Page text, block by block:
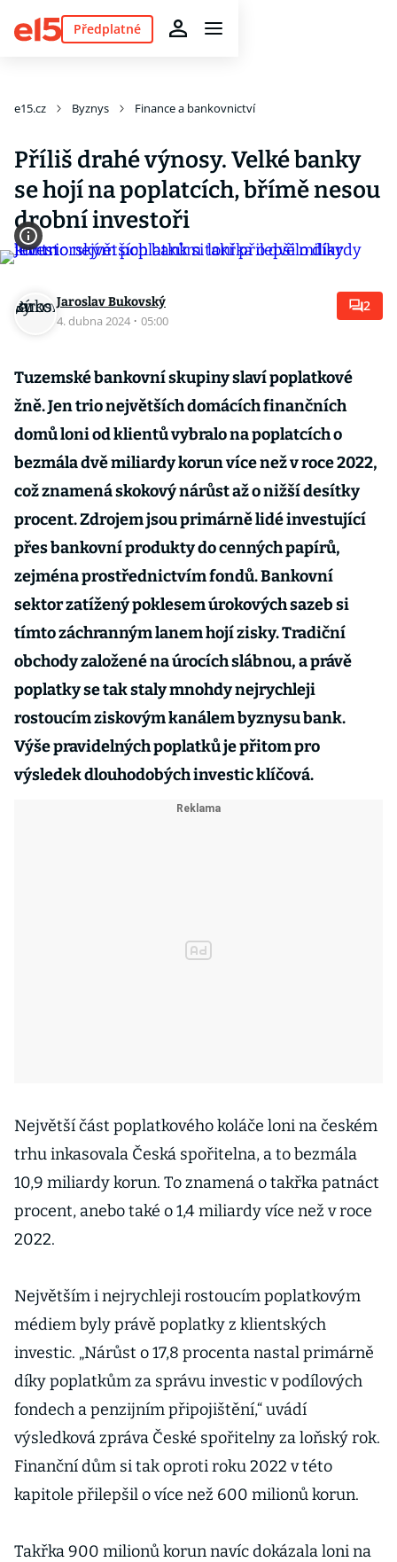
Předplatné
e15.cz Byznys Finance a bankovnictví
Příliš drahé výnosy. Velké banky
se hojí na poplatcích, břímě nesou
drobní investoři
Jaroslav Bukovský
4. dubna 2024 · 05:00
2
Tuzemské bankovní skupiny slaví poplatkové
žně. Jen trio největších domácích finančních
domů loni od klientů vybralo na poplatcích o
bezmála dvě miliardy korun více než v roce 2022,
což znamená skokový nárůst až o nižší desítky
procent. Zdrojem jsou primárně lidé investující
přes bankovní produkty do cenných papírů,
zejména prostřednictvím fondů. Bankovní
sektor zatížený poklesem úrokových sazeb si
tímto záchranným lanem hojí zisky. Tradiční
obchody založené na úrocích slábnou, a právě
poplatky se tak staly mnohdy nejrychleji
rostoucím ziskovým kanálem byznysu bank.
Výše pravidelných poplatků je přitom pro
výsledek dlouhodobých investic klíčová.
Největší část poplatkového koláče loni na českém
trhu inkasovala Česká spořitelna, a to bezmála
10,9 miliardy korun. To znamená o takřka patnáct
procent, anebo také o 1,4 miliardy více než v roce
2022.
Největším i nejrychleji rostoucím poplatkovým
médiem byly právě poplatky z klientských
investic. „Nárůst o 17,8 procenta nastal primárně
díky poplatkům za správu investic v podílových
fondech a penzijním připojištění,“ uvádí
výsledková zpráva České spořitelny za loňský rok.
Finanční dům si tak oproti roku 2022 v této
kapitole přilepšil o více než 600 milionů korun.
Takřka 900 milionů korun navíc dokázala loni na